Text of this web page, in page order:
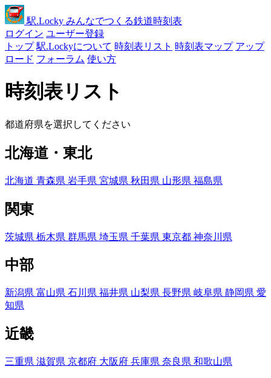
駅.Locky みんなでつくる鉄道時刻表
ログイン ユーザー登録
トップ 駅.Lockyについて 時刻表リスト 時刻表マップ アップ
ロード フォーラム 使い方
時刻表リスト
都道府県を選択してください
北海道・東北
北海道 青森県 岩手県 宮城県 秋田県 山形県 福島県
関東
茨城県 栃木県 群馬県 埼玉県 千葉県 東京都 神奈川県
中部
新潟県 富山県 石川県 福井県 山梨県 長野県 岐阜県 静岡県 愛
知県
近畿
三重県 滋賀県 京都府 大阪府 兵庫県 奈良県 和歌山県